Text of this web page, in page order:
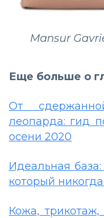
Mansur
Еще больше о
От
леопарда: гид
осени 2020
Идеальная
который
Кожа,